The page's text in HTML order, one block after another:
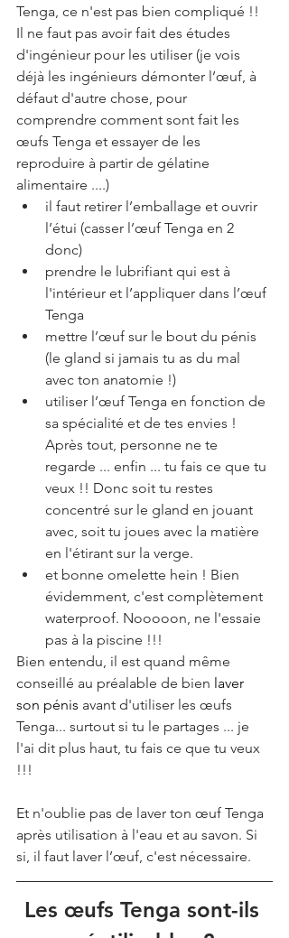
Tenga, ce n'est pas bien compliqué !!
Il ne faut pas avoir fait des études
d'ingénieur pour les utiliser (je vois
déjà les ingénieurs démonter l’œuf, à
défaut d'autre chose, pour
comprendre comment sont fait les
œufs Tenga et essayer de les
reproduire à partir de gélatine
alimentaire ....)
il faut retirer l’emballage et ouvrir
l’étui (casser l’œuf Tenga en 2
donc)
prendre le lubrifiant qui est à
l'intérieur et l’appliquer dans l’œuf
Tenga
mettre l’œuf sur le bout du pénis
(le gland si jamais tu as du mal
avec ton anatomie !)
utiliser l’œuf Tenga en fonction de
sa spécialité et de tes envies !
Après tout, personne ne te
regarde ... enfin ... tu fais ce que tu
veux !! Donc soit tu restes
concentré sur le gland en jouant
avec, soit tu joues avec la matière
en l'étirant sur la verge.
et bonne omelette hein ! Bien
évidemment, c'est complètement
waterproof. Nooooon, ne l'essaie
pas à la piscine !!!
Bien entendu, il est quand même
conseillé au préalable de bien laver
son pénis avant d'utiliser les œufs
Tenga... surtout si tu le partages ... je
l'ai dit plus haut, tu fais ce que tu veux
!!!
Et n'oublie pas de laver ton œuf Tenga
après utilisation à l'eau et au savon. Si
si, il faut laver l’œuf, c'est nécessaire.
Les œufs Tenga sont-ils